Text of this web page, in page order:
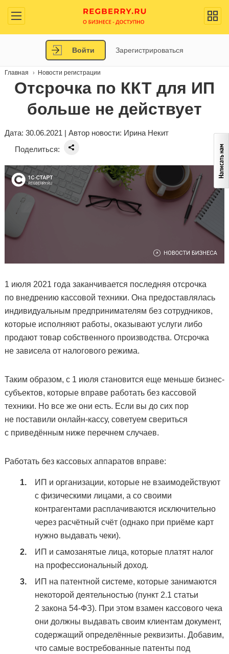
Войти Зарегистрироваться
Главная Новости регистрации
Отсрочка по ККТ для ИП
больше не действует
Дата: 30.06.2021 | Автор новости: Ирина Некит
Поделиться:
1 июля 2021 года заканчивается последняя отсрочка
по внедрению кассовой техники. Она предоставлялась
индивидуальным предпринимателям без сотрудников,
которые исполняют работы, оказывают услуги либо
продают товар собственного производства. Отсрочка
не зависела от налогового режима.
Таким образом, с 1 июля становится еще меньше бизнес-
субъектов, которые вправе работать без кассовой
техники. Но все же они есть. Если вы до сих пор
не поставили онлайн-кассу, советуем свериться
с приведённым ниже перечнем случаев.
Работать без кассовых аппаратов вправе:
ИП и организации, которые не взаимодействуют
с физическими лицами, а со своими
контрагентами расплачиваются исключительно
через расчётный счёт (однако при приёме карт
нужно выдавать чеки).
ИП и самозанятые лица, которые платят налог
на профессиональный доход.
ИП на патентной системе, которые занимаются
некоторой деятельностью (пункт 2.1 статьи
2 закона 54-ФЗ). При этом взамен кассового чека
они должны выдавать своим клиентам документ,
содержащий определённые реквизиты. Добавим,
что самые востребованные патенты под